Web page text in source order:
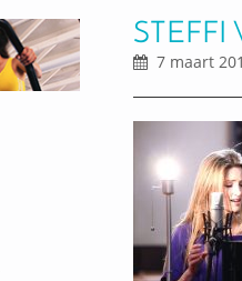
STEFFI
7 maart